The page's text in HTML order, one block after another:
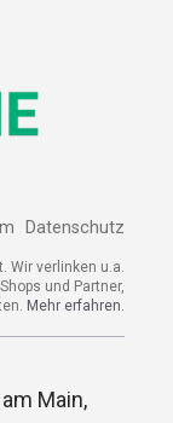
Datenschutz
Wir verlinken u.a.
und Partner,
Mehr erfahren.
Main,